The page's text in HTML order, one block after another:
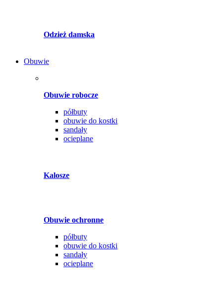
Odzież damska
Obuwie
Obuwie robocze
półbuty
obuwie do kostki
sandały
ocieplane
Kalosze
Obuwie ochronne
półbuty
obuwie do kostki
sandały
ocieplane